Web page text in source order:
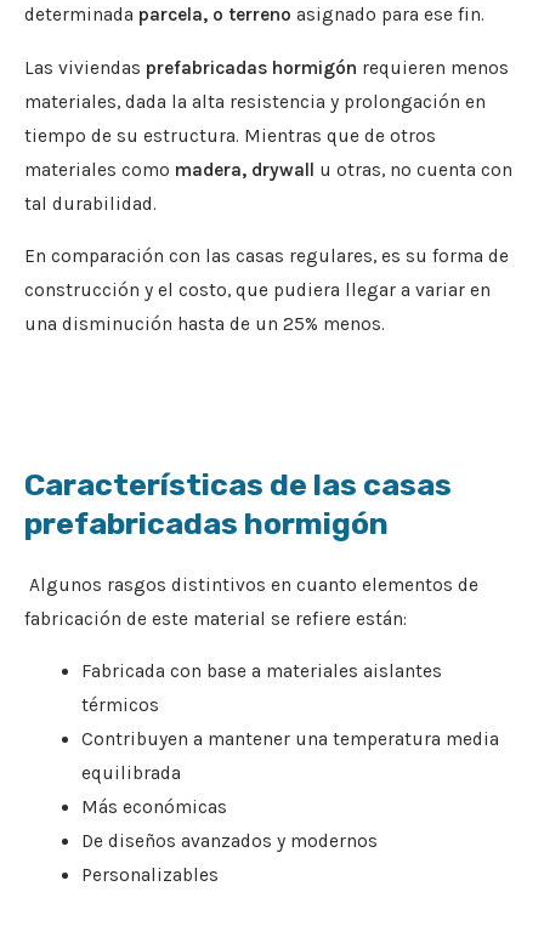
determinada parcela, o terreno asignado para ese fin.
Las viviendas prefabricadas hormigón requieren menos
materiales, dada la alta resistencia y prolongación en
tiempo de su estructura. Mientras que de otros
materiales como madera, drywall u otras, no cuenta con
tal durabilidad.
En comparación con las casas regulares, es su forma de
construcción y el costo, que pudiera llegar a variar en
una disminución hasta de un 25% menos.
Características de las casas
prefabricadas hormigón
Algunos rasgos distintivos en cuanto elementos de
fabricación de este material se refiere están:
Fabricada con base a materiales aislantes
térmicos
Contribuyen a mantener una temperatura media
equilibrada
Más económicas
De diseños avanzados y modernos
Personalizables